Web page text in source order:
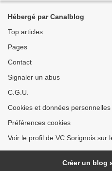
Hébergé par Canalblog
Top articles
Pages
Contact
Signaler un abus
C.G.U.
Cookies et données personnelles
Préférences cookies
Voir le profil de VC Sorignois sur
Créer un blog